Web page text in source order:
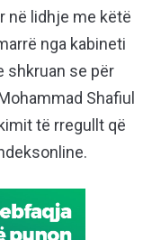
në lidhje me këtë
nga kabineti
shkruan se për
Shafiul
të rregullt që